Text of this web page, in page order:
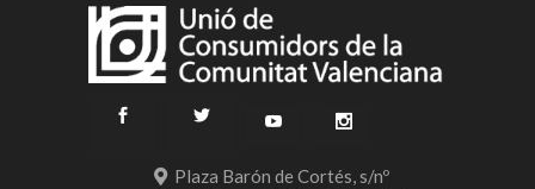
Plaza Barón de Cortés, s/nº